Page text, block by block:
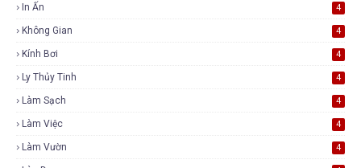
In Ấn 4
Không Gian 4
Kính Bơi 4
Ly Thủy Tinh 4
Làm Sạch 4
Làm Việc 4
Làm Vườn 4